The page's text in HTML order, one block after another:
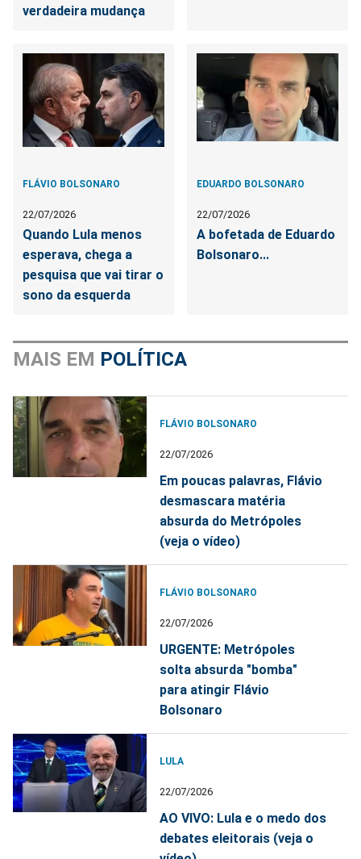
verdadeira mudança
FLÁVIO BOLSONARO
22/07/2026
Quando Lula menos
esperava, chega a
pesquisa que vai tirar o
sono da esquerda
EDUARDO BOLSONARO
22/07/2026
A bofetada de Eduardo
Bolsonaro...
MAIS EM POLÍTICA
FLÁVIO BOLSONARO
22/07/2026
Em poucas palavras, Flávio
desmascara matéria
absurda do Metrópoles
(veja o vídeo)
FLÁVIO BOLSONARO
22/07/2026
URGENTE: Metrópoles
solta absurda "bomba"
para atingir Flávio
Bolsonaro
LULA
22/07/2026
AO VIVO: Lula e o medo dos
debates eleitorais (veja o